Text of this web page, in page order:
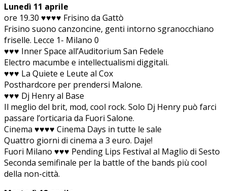
Lunedì 11 aprile
ore 19.30 ♥♥♥♥ Frisino da Gattò
Frisino suono canzoncine, genti intorno sgranocchiano
friselle. Lecce 1- Milano 0
♥♥♥ Inner Space all’Auditorium San Fedele
Electro macumbe e intellectualismi diggitali.
♥♥♥ La Quiete e Leute al Cox
Posthardcore per prendersi Malone.
♥♥♥ Dj Henry al Base
Il meglio del brit, mod, cool rock. Solo Dj Henry può farci
passare l’orticaria da Fuori Salone.
Cinema ♥♥♥♥ Cinema Days in tutte le sale
Quattro giorni di cinema a 3 euro. Daje!
Fuori Milano ♥♥♥ Pending Lips Festival al Maglio di Sesto
Seconda semifinale per la battle of the bands più cool
della non-città.